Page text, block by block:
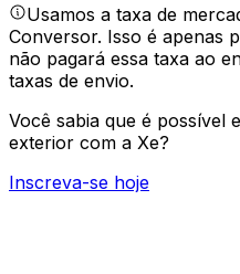
Usamos a taxa de
Conversor. Isso é apenas
não pagará essa taxa ao
taxas de envio.
Você sabia que é possível
exterior com a Xe?
Inscreva-se hoje